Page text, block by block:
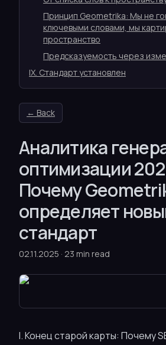
Принцип Geometrika: Мы не
ключевыми словами, мы
пространство
Предсказуемость через
IX. Стандарт установлен
← Back
Аналитика
оптимизации
Почему
определяет
стандарт
02.11.2025 · 23 min read
I. Конец старой карты: Почему